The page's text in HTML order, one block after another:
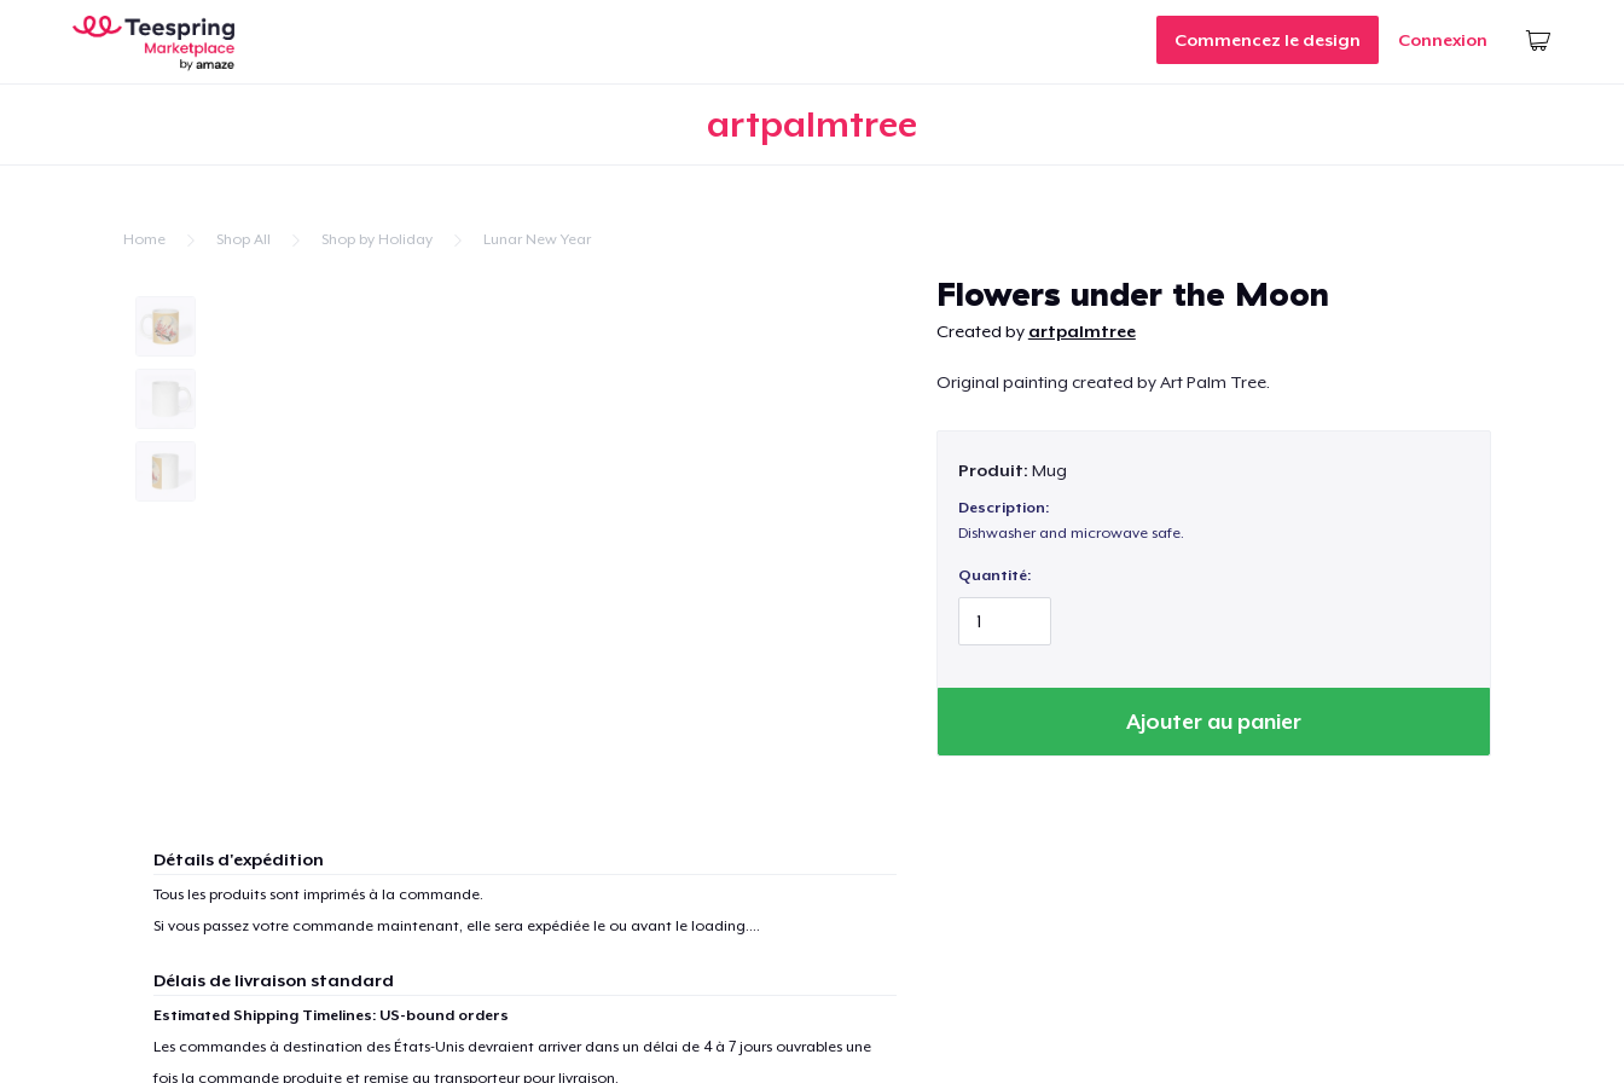
Commencez le design Connexion
artpalmtree
Home Shop All Shop by Holiday Lunar New Year
Flowers under the Moon
Created by artpalmtree
Original painting created by Art Palm Tree.
Produit: Mug
Description:
Dishwasher and microwave safe.
Quantité:
Ajouter au panier
Détails d'expédition
Tous les produits sont imprimés à la commande.
Si vous passez votre commande maintenant, elle sera expédiée le ou avant le loading....
Délais de livraison standard
Estimated Shipping Timelines: US-bound orders
Les commandes à destination des États-Unis devraient arriver dans un délai de 4 à 7 jours ouvrables une
fois la commande produite et remise au transporteur pour livraison.
1article ajouté au